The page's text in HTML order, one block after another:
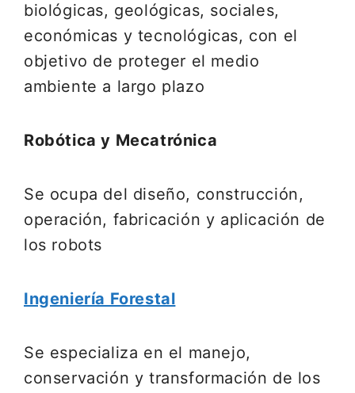
biológicas, geológicas, sociales,
económicas y tecnológicas, con el
objetivo de proteger el medio
ambiente a largo plazo
Robótica y Mecatrónica
Se ocupa del diseño, construcción,
operación, fabricación y aplicación de
los robots
Ingeniería Forestal
Se especializa en el manejo,
conservación y transformación de los